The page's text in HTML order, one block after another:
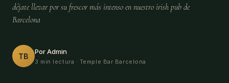
déjate llevar por su frescor más intenso en nuestro irish pub de
Barcelona
TB
Por Admin
3 min lectura · Temple Bar Barcelona